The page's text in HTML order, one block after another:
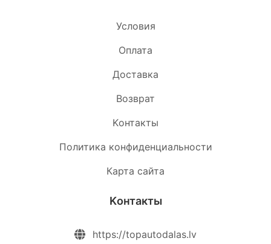
Условия
Oплата
Доставка
Возврат
Kонтакты
Политика конфиденциальности
Карта сайта
Kонтакты
https://topautodalas.lv